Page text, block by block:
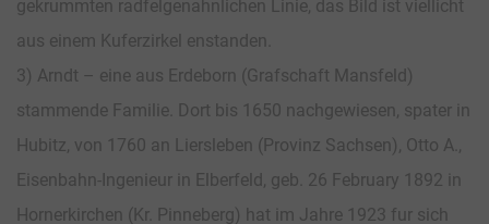
gekrummten radfelgenahnlichen Linie, das Bild ist viellicht
aus einem Kuferzirkel enstanden.
3) Arndt – eine aus Erdeborn (Grafschaft Mansfeld)
stammende Familie. Dort bis 1650 nachgewiesen, spater in
Hubitz, von 1760 an Liersleben (Provinz Sachsen), Otto A.,
Eisenbahn-Ingenieur in Elberfeld, geb. 26 February 1892 in
Hornerkirchen (Kr. Pinneberg) hat im Jahre 1923 fur sich